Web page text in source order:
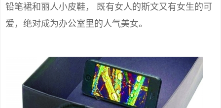
铅笔裙和丽人小皮鞋， 既有女人的斯文又有女生的可
爱，绝对成为办公室里的人气美女。